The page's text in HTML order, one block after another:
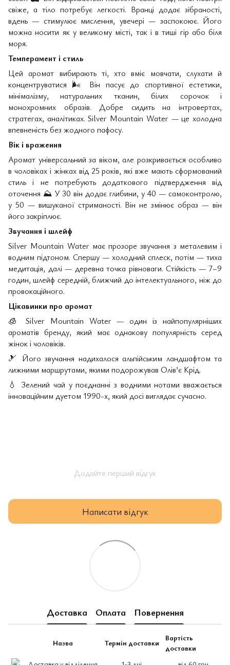
свіже, а тіло потребує легкості. Вранці додає зібраності,
вдень — стимулює мислення, увечері — заспокоює. Його
можна носити як у великому місті, так і в тиші гір або біля
моря.
Темперамент і стиль
Цей аромат вибирають ті, хто вміє мовчати, слухати й
концентруватися 🌬
️ Він пасує до спортивної естетики,
мінімалізму, натуральних тканин, білих сорочок і
монохромних образів. Добре сидить на інтровертах,
стратегах, аналітиках. Silver Mountain Water — це холодна
впевненість без жодного пафосу.
Вік і враження
Аромат універсальний за віком, але розкривається особливо
в чоловіках і жінках від 25 років, які вже мають сформований
стиль і не потребують додаткового підтвердження від
оточення ⛰️ У 30 він додає глибини, у 40 — самоконтролю,
у 50 — вишуканої стриманості. Він не змінює образ — він
його закріплює.
Звучання і шлейф
Silver Mountain Water має прозоре звучання з металевим і
водним підтоном. Спершу — холодний сплеск, потім — тиха
медитація, далі — деревна точка рівноваги. Стійкість — 7–9
годин, шлейф середній, ближчий до інтелектуального, ніж до
провокаційного.
Цікавинки про аромат
🧊
Silver Mountain Water — один із найпопулярніших
ароматів бренду, який має однакову популярність серед
жінок і чоловіків.
🎿 Його звучання надихалося альпійським ландшафтом та
лижними маршрутами, якими подорожував Олів’є Крід.
💧
Зелений чай у поєднанні з водними нотами вважається
інноваційним дуетом 1990-х, який досі виглядає сучасно.
Додайте перший відгук
Написати відгук
Доставка Оплата Повернення
Назва Термін доставки
Вартість
доставки